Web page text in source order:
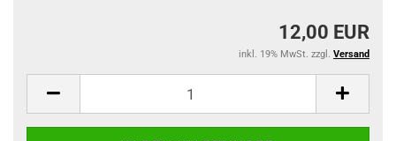
12,00 EUR
inkl. 19% MwSt. zzgl. Versand